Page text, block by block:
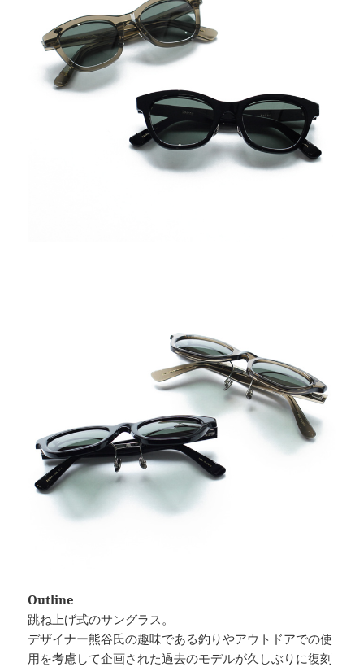
Outline
跳ね上げ式のサングラス。
デザイナー熊谷氏の趣味である釣りやアウトドアでの使
用を考慮して企画された過去のモデルが久しぶりに復刻